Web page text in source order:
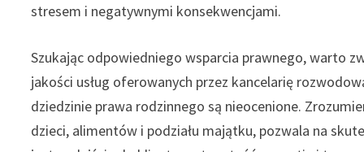
stresem i negatywnymi konsekwencjami.
Szukając odpowiedniego wsparcia prawnego, warto
jakości usług oferowanych przez kancelarię
dziedzinie prawa rodzinnego są nieocenione.
dzieci, alimentów i podziału majątku, pozwala na